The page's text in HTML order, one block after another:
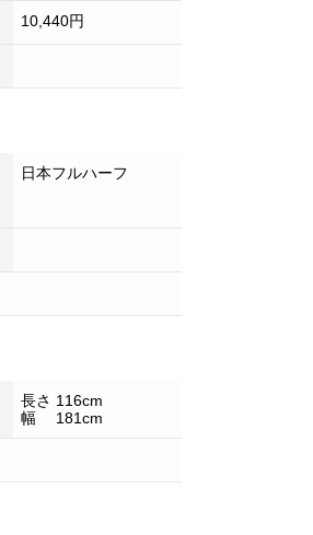
10,440円
日本フルハーフ
長さ 116cm
幅 181cm